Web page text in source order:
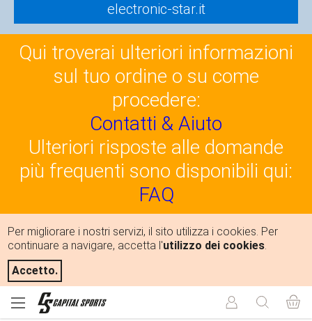
electronic-star.it
Qui troverai ulteriori informazioni
sul tuo ordine o su come
procedere:
Contatti & Aiuto
Ulteriori risposte alle domande
più frequenti sono disponibili qui:
FAQ
Per migliorare i nostri servizi, il sito utilizza i cookies. Per
continuare a navigare, accetta l'utilizzo dei cookies.
Accetto.